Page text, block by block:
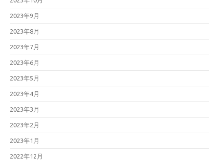
2023年9月
2023年8月
2023年7月
2023年6月
2023年5月
2023年4月
2023年3月
2023年2月
2023年1月
2022年12月